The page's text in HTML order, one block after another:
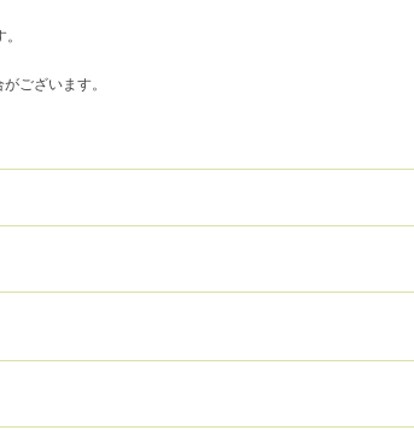
ございます。